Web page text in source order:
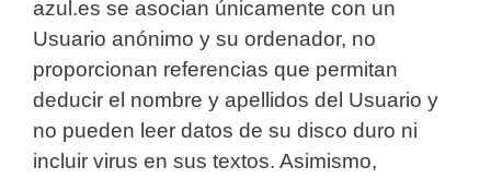
azul.es se asocian únicamente con un
Usuario anónimo y su ordenador, no
proporcionan referencias que permitan
deducir el nombre y apellidos del Usuario y
no pueden leer datos de su disco duro ni
incluir virus en sus textos. Asimismo,